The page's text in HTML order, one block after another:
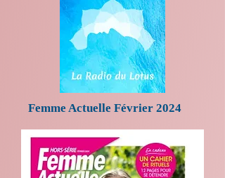
Femme Actuelle Février 2024